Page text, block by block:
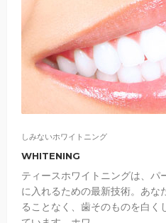
しみないホワイトニング
WHITENING
ティースホワイトニングは、パ
に入れるための最新技術。あな
ることなく、歯そのものを白く